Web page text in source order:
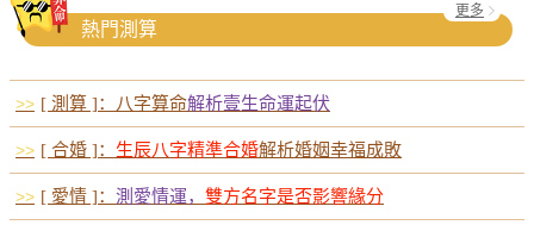
熱門測算
更多
>> [ 測算 ]：八字算命解析壹生命運起伏
>> [ 合婚 ]： 生辰八字精準合婚解析婚姻幸福成敗
>> [ 愛情 ]： 測愛情運， 雙方名字是否影響緣分